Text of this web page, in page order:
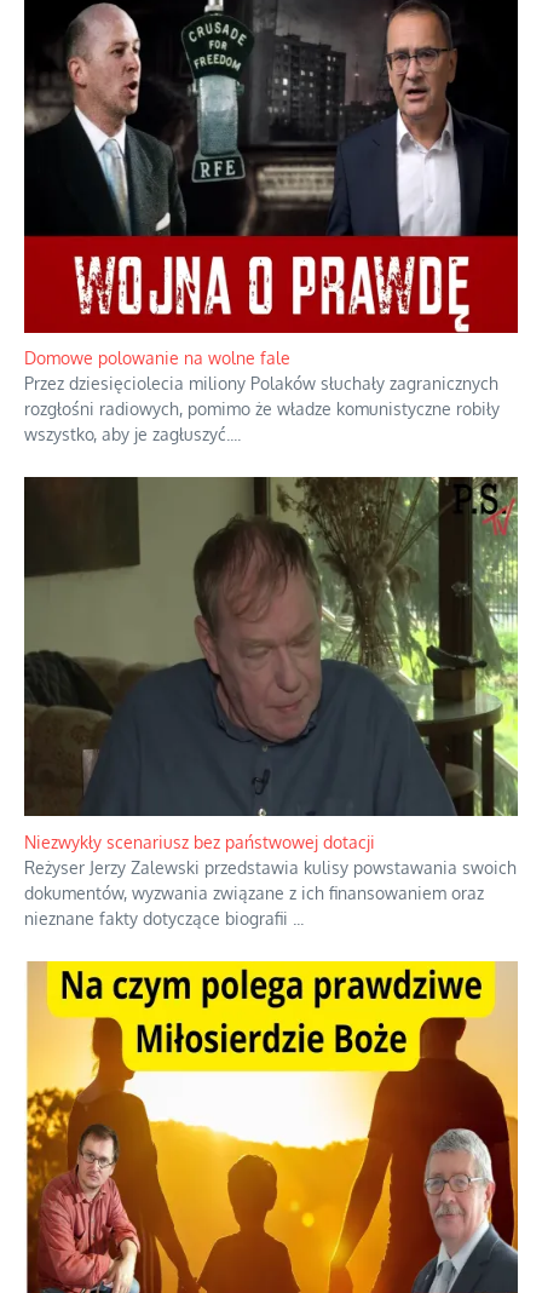
Historyczne fikołki zagranicznego obserwatora dziejów
Fascynowało go, że w różnych miejscach te same wydarzenia
pamiętano zupełnie inaczej i budowano wokół nich odmienne
opowieści....
Domowe polowanie na wolne fale
Przez dziesięciolecia miliony Polaków słuchały zagranicznych
rozgłośni radiowych, pomimo że władze komunistyczne robiły
wszystko, aby je zagłuszyć....
Niezwykły scenariusz bez państwowej dotacji
Reżyser Jerzy Zalewski przedstawia kulisy powstawania swoich